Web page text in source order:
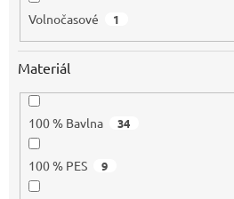
Volnočasové 1
Materiál
100 % Bavlna 34
100 % PES 9